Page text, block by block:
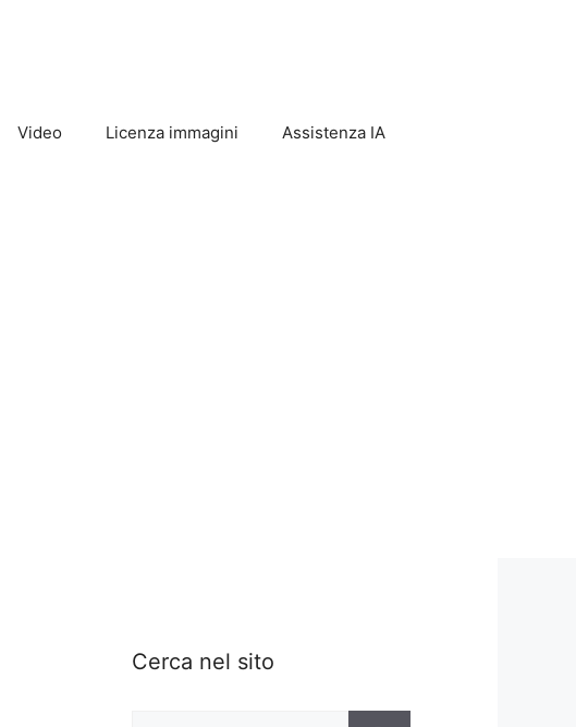
Video Licenza immagini Assistenza IA
Cerca nel sito
Ricerca